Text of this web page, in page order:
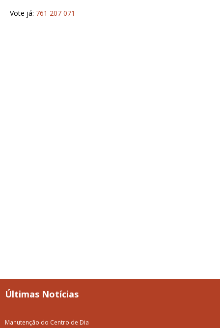
Vote já: 761 207 071
Últimas Notícias
Manutenção do Centro de Dia